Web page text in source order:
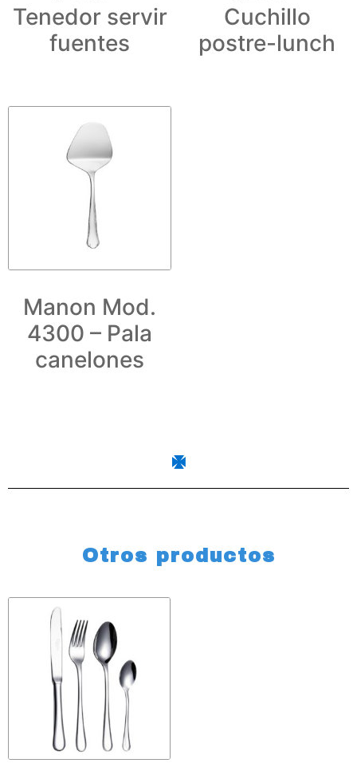
Tenedor servir
fuentes
Cuchillo
postre-lunch
Manon Mod.
4300 – Pala
canelones
Otros productos